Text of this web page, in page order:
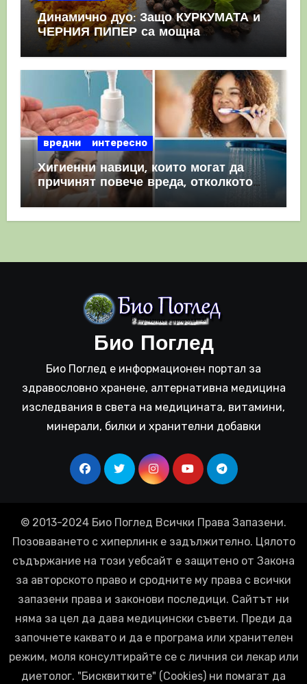
Динамично дуо: Защо КУРКУМАТА и
ЧЕРНИЯ ПИПЕР са мощна
комбинация
вредни интересно
Хигиенни навици, които могат да
причинят повече вреда, отколкото
полза
Био Поглед
Био Поглед е информационен портал за
здравословно хранене, алтернативна медицина
изследвания в света на медицината, витамини,
минерали, билки и хранителни добавки
© 2013-2024 Био Поглед Всички Права Запазени.
Позоваването с хиперлинк е задължително. Цялото
съдържание на този уебсайт е защитено от Закона
за авторското право и сродните му права с всички
запазени права и законови последици. Сайтът ни
няма за цел да дава медицински съвети. Преди да
започнете каквато и да е програма или хранителен
режим, моля консултирайте се с личния си лекар или
диетолог. "Бисквитките" (Cookies) ни помагат да